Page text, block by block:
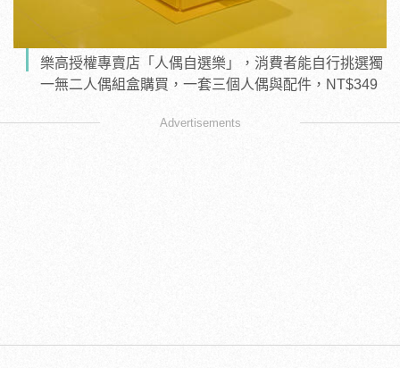
樂高授權專賣店「人偶自選樂」，消費者能自行挑選獨
一無二人偶組盒購買，一套三個人偶與配件，NT$349
Advertisements